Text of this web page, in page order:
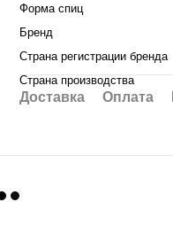
Форма спиц
Бренд
Страна регистрации бренда
Страна производства
Доставка Оплата